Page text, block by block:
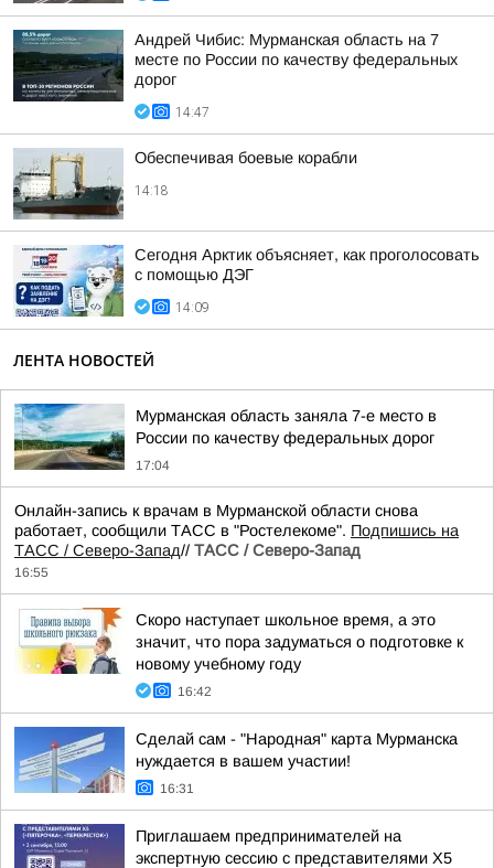
Андрей Чибис: Мурманская область на 7
месте по России по качеству федеральных
дорог
14:47
Обеспечивая боевые корабли
14:18
Сегодня Арктик объясняет, как проголосовать
с помощью ДЭГ
14:09
ЛЕНТА НОВОСТЕЙ
Мурманская область заняла 7-е место в
России по качеству федеральных дорог
17:04
Онлайн-запись к врачам в Мурманской области снова
работает, сообщили ТАСС в "Ростелекоме". Подпишись на
ТАСС / Северо-Запад// ТАСС / Северо-Запад
16:55
Скоро наступает школьное время, а это
значит, что пора задуматься о подготовке к
новому учебному году
16:42
Сделай сам - "Народная" карта Мурманска
нуждается в вашем участии!
16:31
Приглашаем предпринимателей на
экспертную сессию с представителями X5